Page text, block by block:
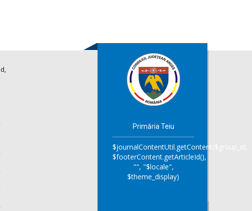
Primăria Teiu
$journalContentUtil.getContent($group_id,
$footerContent.getArticleId(),
"", "$locale",
$theme_display)